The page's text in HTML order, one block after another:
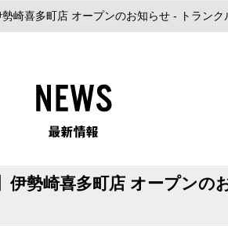
勢崎喜多町店 オープンのお知らせ - トラン
伊勢崎喜多町店 オープンの